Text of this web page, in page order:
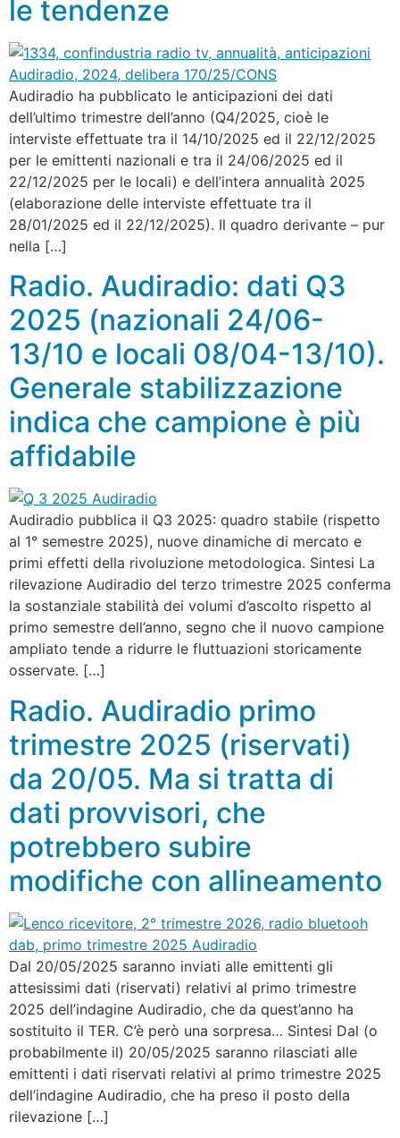
le tendenze
Audiradio ha pubblicato le anticipazioni dei dati
dell’ultimo trimestre dell’anno (Q4/2025, cioè le
interviste effettuate tra il 14/10/2025 ed il 22/12/2025
per le emittenti nazionali e tra il 24/06/2025 ed il
22/12/2025 per le locali) e dell’intera annualità 2025
(elaborazione delle interviste effettuate tra il
28/01/2025 ed il 22/12/2025). Il quadro derivante – pur
nella […]
Radio. Audiradio: dati Q3
2025 (nazionali 24/06-
13/10 e locali 08/04-13/10).
Generale stabilizzazione
indica che campione è più
affidabile
Audiradio pubblica il Q3 2025: quadro stabile (rispetto
al 1° semestre 2025), nuove dinamiche di mercato e
primi effetti della rivoluzione metodologica. Sintesi La
rilevazione Audiradio del terzo trimestre 2025 conferma
la sostanziale stabilità dei volumi d’ascolto rispetto al
primo semestre dell’anno, segno che il nuovo campione
ampliato tende a ridurre le fluttuazioni storicamente
osservate. […]
Radio. Audiradio primo
trimestre 2025 (riservati)
da 20/05. Ma si tratta di
dati provvisori, che
potrebbero subire
modifiche con allineamento
Dal 20/05/2025 saranno inviati alle emittenti gli
attesissimi dati (riservati) relativi al primo trimestre
2025 dell’indagine Audiradio, che da quest’anno ha
sostituito il TER. C’è però una sorpresa… Sintesi Dal (o
probabilmente il) 20/05/2025 saranno rilasciati alle
emittenti i dati riservati relativi al primo trimestre 2025
dell’indagine Audiradio, che ha preso il posto della
rilevazione […]